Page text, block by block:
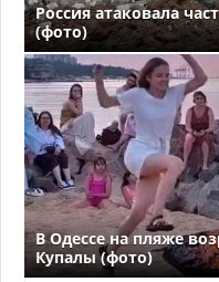
Россия атаковала
(фото)
В Одессе на пляже
Купалы (фото)